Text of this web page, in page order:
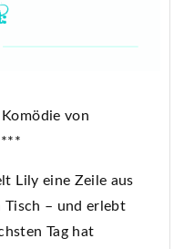
von
***
Lily eine Zeile aus
Tisch – und erlebt
Tag hat